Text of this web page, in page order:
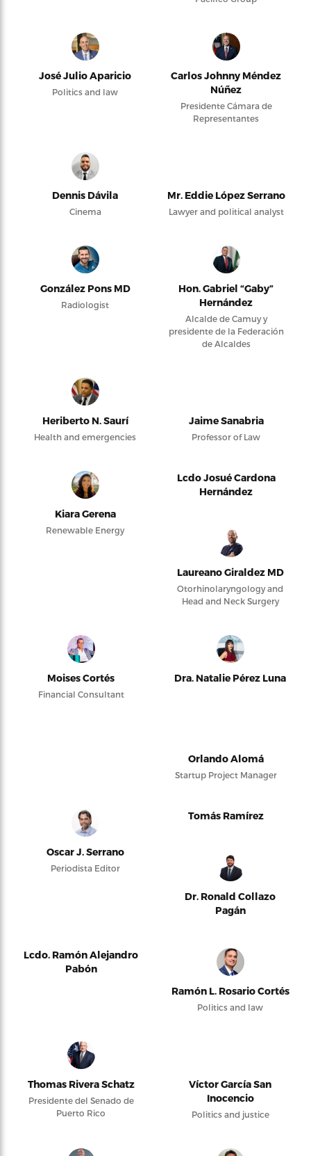
José Julio Aparicio
Politics and law
Carlos Johnny Méndez
Núñez
Presidente Cámara de
Representantes
Dennis Dávila
Cinema
Mr. Eddie López Serrano
Lawyer and political analyst
González Pons MD
Radiologist
Hon. Gabriel “Gaby”
Hernández
Alcalde de Camuy y
presidente de la Federación
de Alcaldes
Heriberto N. Saurí
Health and emergencies
Jaime Sanabria
Professor of Law
Kiara Gerena
Renewable Energy
Lcdo Josué Cardona
Hernández
Laureano Giraldez MD
Otorhinolaryngology and
Head and Neck Surgery
Moises Cortés
Financial Consultant
Dra. Natalie Pérez Luna
Orlando Alomá
Startup Project Manager
Oscar J. Serrano
Periodista Editor
Tomás Ramírez
Dr. Ronald Collazo
Pagán
Lcdo. Ramón Alejandro
Pabón
Ramón L. Rosario Cortés
Politics and law
Thomas Rivera Schatz
Presidente del Senado de
Puerto Rico
Víctor García San
Inocencio
Politics and justice